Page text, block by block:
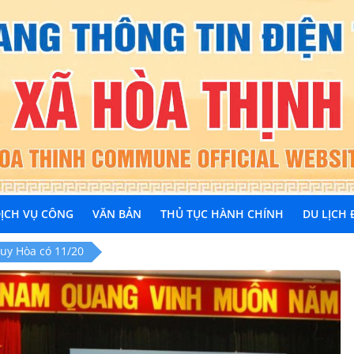
VỤ CÔNG VĂN BẢN THỦ TỤC HÀNH CHÍNH DU LỊCH
Hòa có 11/20